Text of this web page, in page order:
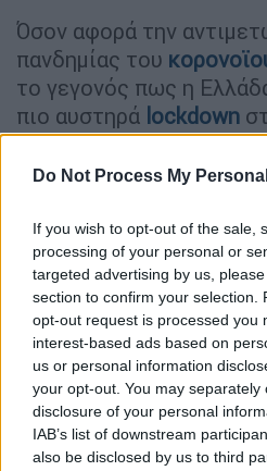
Do Not Process My
If you wish to opt-out of the sale,
processing of your personal or
targeted advertising by us,
section to confirm your selection.
opt-out request is processed you
interest-based ads based on
us or personal information
your opt-out. You may
disclosure of your personal
IAB’s list of downstream
also be disclosed by us to third
Όσον αφορά την
πανδημίας του
το γεγονός πως η
πιο αυστηρά lockdown
κρούσματασυνεχώς
γιατί η κυβέρνηση δεν
στους χώρους εργασίας,
πάρα πολύ άσχημη»,
επισημαίνοντας ότι
– όταν εντοπίζονταν
εργασίας στη Βόρεια
- λέγαμε ότι η
να αναλάβει δράση αλλά
επιθεώρηση παραμένει
διαλυμένη». «Όμως και